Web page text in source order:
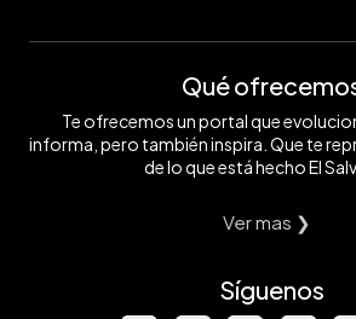
Qué
Te ofrecemos un portal que
informa, pero también inspira. Que te
de lo que está hecho El
Ver mas ❯
Síguenos